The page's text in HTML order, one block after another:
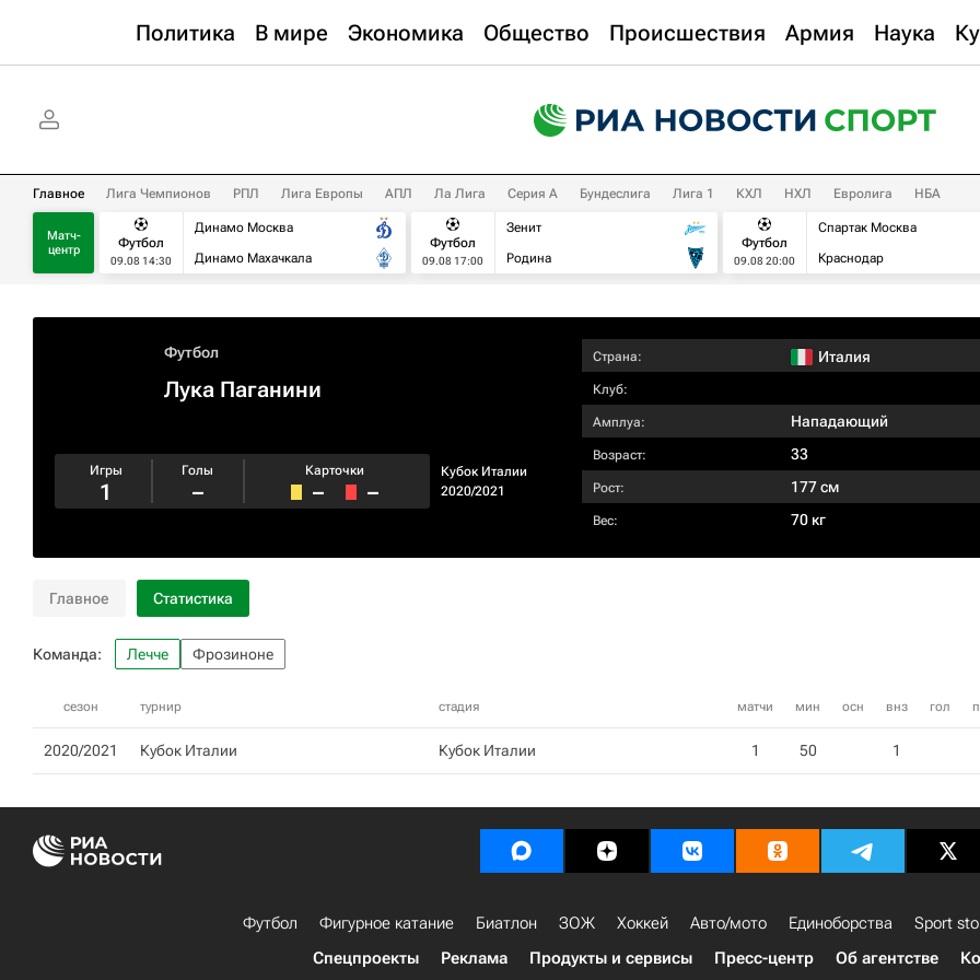
Политика В мире Экономика Общество Происшествия Армия Наука
Главное Лига Чемпионов РПЛ Лига Европы АПЛ Ла Лига Серия А Бундеслига Лига 1 КХЛ НХЛ Евролига НБА
Матч-
центр
Футбол
09.08 14:30
Динамо Москва
Динамо Махачкала
Футбол
09.08 17:00
Зенит
Родина
Футбол
09.08 20:00
Спартак Москва
Краснодар
Футбол
Лука Паганини
Кубок Италии
2020/2021
Игры
1
Голы
–
Карточки
– –
Страна: Италия
Клуб:
Амплуа: Нападающий
Возраст: 33
Рост: 177 см
Вес: 70 кг
Главное Статистика
Команда: Лечче Фрозиноне
сезон турнир стадия матчи мин осн внз гол
2020/2021 Кубок Италии Кубок Италии 1 50 1
Футбол Фигурное катание Биатлон ЗОЖ Хоккей Авто/мото Единоборства Sport
Спецпроекты
Реклама Продукты и сервисы Пресс-центр Об агентстве